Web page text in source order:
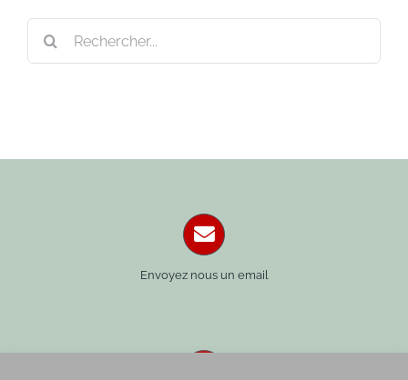
Envoyez nous un email